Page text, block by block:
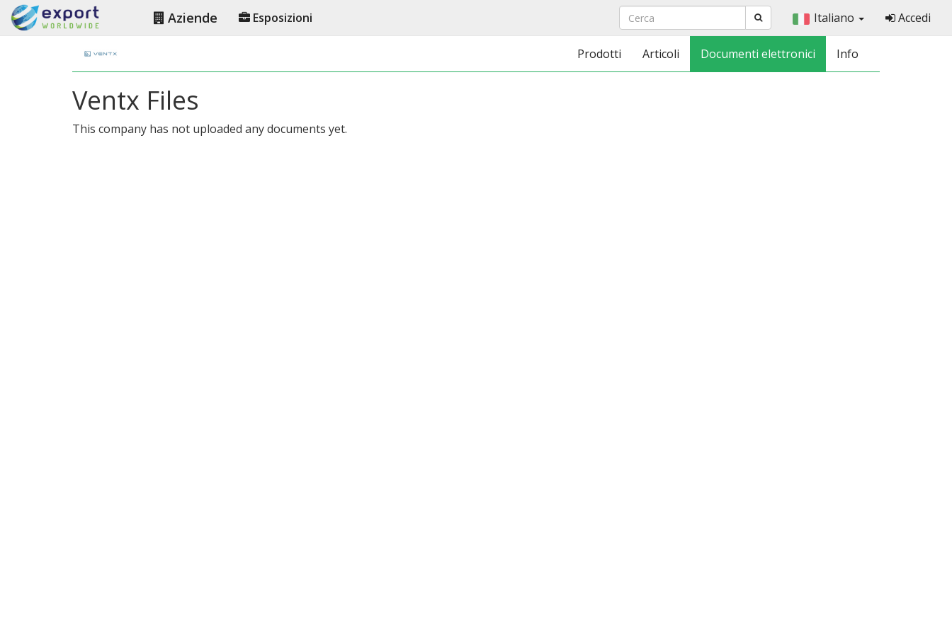
Aziende Esposizioni Italiano Accedi
Prodotti Articoli Documenti elettronici Info
Ventx Files
This company has not uploaded any documents yet.